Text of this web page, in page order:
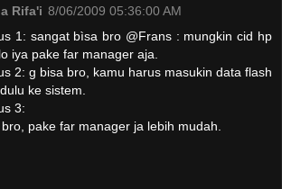
Rifa'i 8/06/2009 05:36:00 AM
1: sangat bìsa bro @Frans : mungkin cid hp
iya pake far manager aja.
2: g bisa bro, kamu harus masukin data flash
ke sistem.
3:
pake far manager ja lebih mudah.